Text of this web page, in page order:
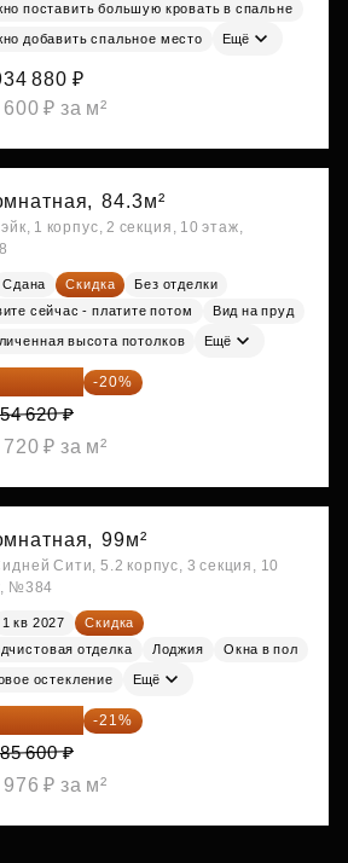
поставить большую кровать в спальне
добавить спальное место Ещё
880 ₽
₽ за м²
84.3м²
1 корпус, 2 секция, 10 этаж,
Сдана Скидка
Без отделки
сейчас - платите потом
Вид на пруд
высота потолков Ещё
696 ₽ -20%
620 ₽
₽ за м²
99м²
Сити, 5.2 корпус, 3 секция, 10
№384
1 кв 2027
Скидка
отделка
Лоджия Окна в пол
остекление Ещё
624 ₽ -21%
600 ₽
₽ за м²